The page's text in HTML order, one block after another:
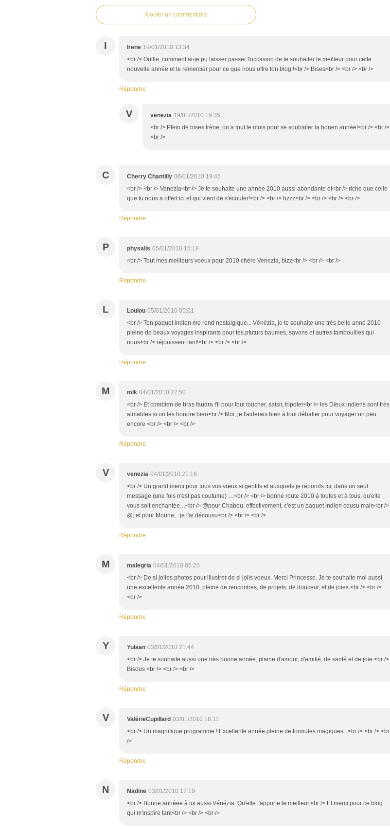
Ajouter un commentaire
I Irene 19/01/2010 13:34
<br /> Ouille, comment ai-je pu laisser passer l'occasion de te souhaiter le meilleur pour cette
nouvelle année et te remercier pour ce que nous offre ton blog !<br /> Bises<br /> <br /> <br />
Répondre
V venezia 19/01/2010 19:35
<br /> Plein de bises Irène, on a tout le mois pour se souhaiter la bonen année!<br /> <br />
<br />
C Cherry Chantilly 06/01/2010 19:45
<br /> <br /> Venezia<br /> Je te souhaite une année 2010 aussi abondante et<br /> riche que celle
que tu nous a offert ici et qui vient de s'écouler!<br /> <br /> bzzz<br /> <br /> <br /> <br />
Répondre
P physalis 05/01/2010 15:18
<br /> Tout mes meilleurs voeux pour 2010 chère Venezia, bizz<br /> <br /> <br />
Répondre
L Loulou 05/01/2010 05:01
<br /> Ton paquet indien me rend nostalgique... Vénézia, je te souhaite une très belle anné 2010
pleine de beaux voyages inspirants pour tes pfuturs baumes, savons et autres tambouilles qui
nous<br /> réjouissent tant!<br /> <br /> <br />
Répondre
M mlk 04/01/2010 22:50
<br /> Et combien de bras faudra t'il pour tout toucher, saisir, tripoter<br /> les Dieux indiens sont très
aimables si on les honore bien<br /> Moi, je t'aiderais bien à tout déballer pour voyager un peu
encore <br /> <br /> <br />
Répondre
V venezia 04/01/2010 21:16
<br /> Un grand merci pour tous vos vœux si gentils et auxquels je réponds ici, dans un seul
message (une fois n'est pas coutume) …<br /> <br /> bonne route 2010 à toutes et à tous, qu'elle
vous soit enchantée…<br /> @pour Chabou, effectivement, c'est un paquet indien cousu main<br />
@; et pour Moune, : je l'ai décousu<br /> <br /> <br />
Répondre
M malegria 04/01/2010 05:25
<br /> De si jolies photos pour illustrer de si jolis voeux. Merci Princesse. Je te souhaite moi aussi
une excellente année 2010, pleine de rencontres, de projets, de douceur, et de joies.<br /> <br />
<br />
Répondre
Y Yulaan 03/01/2010 21:44
<br /> Je te souhaite aussi une très bonne année, plaine d'amour, d'amitié, de santé et de joie.<br />
Bisous <br /> <br /> <br />
Répondre
V ValérieCupillard 03/01/2010 18:11
<br /> Un magnifique programme ! Excellente année pleine de formules magiques...<br /> <br /> <br
/>
Répondre
N Nadine 03/01/2010 17:19
<br /> Bonne annéee à toi aussi Vénézia. Qu'elle t'apporte le meilleur.<br /> Et merci pour ce blog
qui m'inspire tant<br /> <br /> <br />